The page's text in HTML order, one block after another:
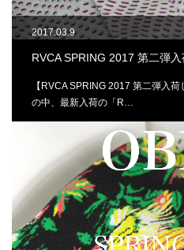
2017.03.9
RVCA SPRING 2017 第二弾入
【RVCA SPRING 2017 第二弾入
の中、最新入荷の「R…